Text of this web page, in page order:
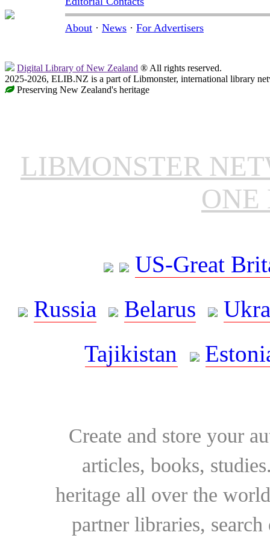
About · News · For Advertisers
Digital Library of New Zealand ® All rights reserved.
2025-2026, ELIB.NZ is a part of Libmonster, international library
Preserving New Zealand's heritage
LIBMONSTER
ONE
US-Great
Russia
Belarus
Tajikistan
Create and store your
articles, books,
heritage all over the
partner libraries,